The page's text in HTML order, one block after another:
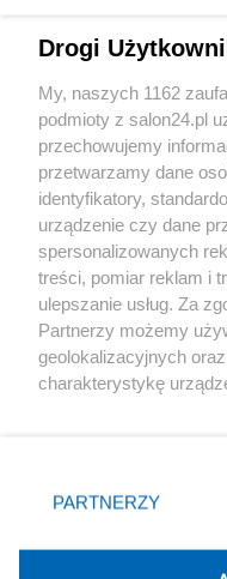
Sport
Społeczeństwo
Kultura
X
Drogi
My, naszych 1162
podmioty z salon24.pl
przechowujemy
przetwarzamy dane
identyfikatory,
urządzenie czy dane
spersonalizowanych
treści, pomiar reklam i
ulepszanie usług. Za
Partnerzy możemy
geolokalizacyjnych
charakterystykę
zmienić/wycofać
znajdujący się w
rodzaje przetwarzania
użytkownika, ale masz
PARTNERZY